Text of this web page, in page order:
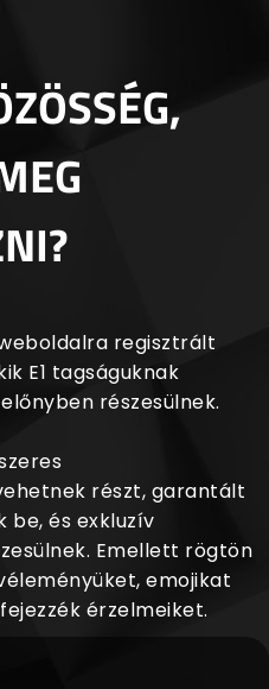
regisztrált
E1 tagságuknak
részesülnek.
részt, garantált
be, és exkluzív
Emellett rögtön
emojikat
érzelmeiket.